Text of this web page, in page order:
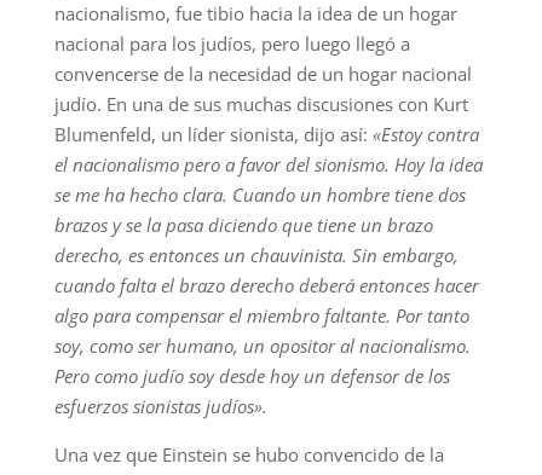
nacionalismo, fue tibio hacia la idea de un hogar
nacional para los judíos, pero luego llegó a
convencerse de la necesidad de un hogar nacional
judío. En una de sus muchas discusiones con Kurt
Blumenfeld, un líder sionista, dijo así: «Estoy contra
el nacionalismo pero a favor del sionismo. Hoy la idea
se me ha hecho clara. Cuando un hombre tiene dos
brazos y se la pasa diciendo que tiene un brazo
derecho, es entonces un chauvinista. Sin embargo,
cuando falta el brazo derecho deberá entonces hacer
algo para compensar el miembro faltante. Por tanto
soy, como ser humano, un opositor al nacionalismo.
Pero como judío soy desde hoy un defensor de los
esfuerzos sionistas judíos».
Una vez que Einstein se hubo convencido de la